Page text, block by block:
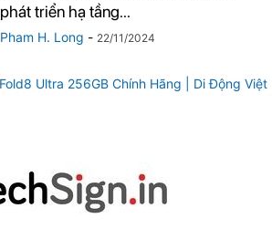
phát triển hạ tầng...
Pham H. Long - 22/11/2024